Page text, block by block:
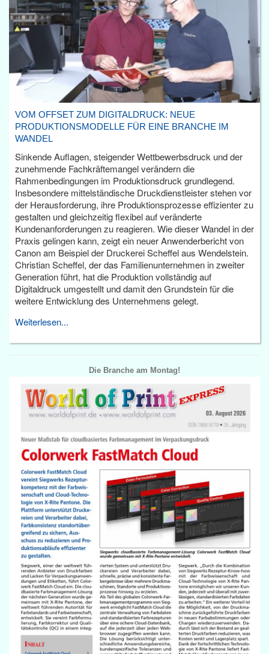
VOM OFFSET ZUM DIGITALDRUCK: NEUE
PRODUKTIONSMODELLE FÜR EINE BRANCHE IM
WANDEL
Sinkende Auflagen, steigender Wettbewerbsdruck und der
zunehmende Fachkräftemangel verändern die
Rahmenbedingungen im Produktionsdruck grundlegend.
Insbesondere mittelständische Druckdienstleister stehen vor
der Herausforderung, ihre Produktionsprozesse effizienter zu
gestalten und gleichzeitig flexibel auf veränderte
Kundenanforderungen zu reagieren. Wie dieser Wandel in der
Praxis gelingen kann, zeigt ein neuer Anwenderbericht von
Canon am Beispiel der Druckerei Scheffel aus Wendelstein.
Christian Scheffel, der das Familienunternehmen in zweiter
Generation führt, hat die Produktion vollständig auf
Digitaldruck umgestellt und damit den Grundstein für die
weitere Entwicklung des Unternehmens gelegt.
Weiterlesen...
Die Branche am Montag!